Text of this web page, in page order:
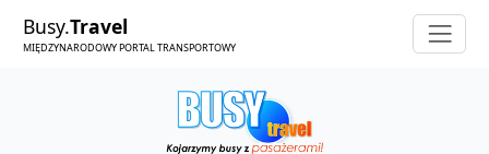
Busy.Travel
MIĘDZYNARODOWY PORTAL TRANSPORTOWY